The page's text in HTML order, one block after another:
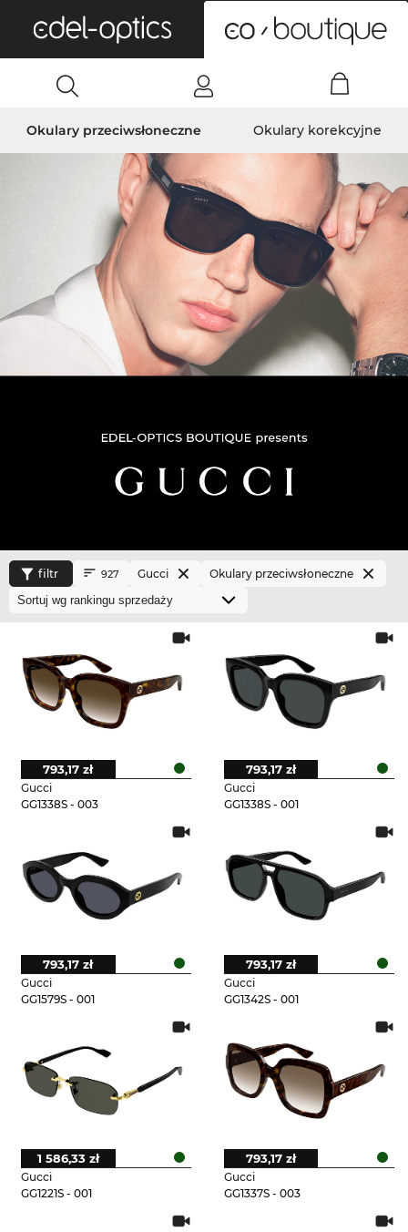
Okulary przeciwsłoneczne Okulary korekcyjne
filtr 927 Gucci Okulary przeciwsłoneczne
Gucci
GG1338S - 003
793,17 zł
Gucci
GG1338S - 001
793,17 zł
Gucci
GG1579S - 001
793,17 zł
Gucci
GG1342S - 001
793,17 zł
Gucci
GG1221S - 001
1 586,33 zł
Gucci
GG1337S - 003
793,17 zł